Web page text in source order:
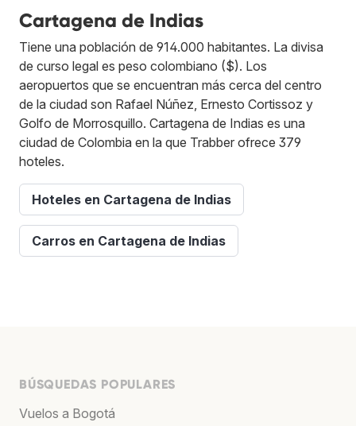
Cartagena de Indias
Tiene una población de 914.000 habitantes. La divisa
de curso legal es peso colombiano ($). Los
aeropuertos que se encuentran más cerca del centro
de la ciudad son Rafael Núñez, Ernesto Cortissoz y
Golfo de Morrosquillo. Cartagena de Indias es una
ciudad de Colombia en la que Trabber ofrece 379
hoteles.
Hoteles en Cartagena de Indias
Carros en Cartagena de Indias
BÚSQUEDAS POPULARES
Vuelos a Bogotá